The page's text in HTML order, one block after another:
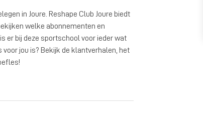
in Joure. Reshape Club Joure biedt
welke abonnementen en
er bij deze sportschool voor ieder wat
jou is? Bekijk de klantverhalen, het